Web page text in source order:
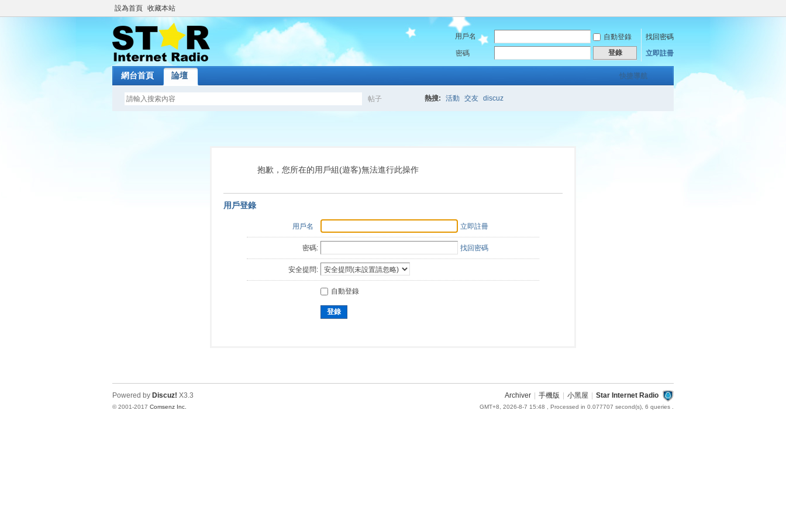
設為首頁 收藏本站
用戶名 自動登錄
找回密碼
密碼
登錄 立即註冊
快捷導航
網台首頁 論壇
帖子
索
熱搜: 活動 交友 discuz
抱歉，您所在的用戶組(遊客)無法進行此操作
用戶登錄
用戶名 立即註冊
密碼: 找回密碼
安全提問:
自動登錄
登錄
Archiver 手機版 小黑屋 Star Internet Radio
GMT+8, 2026-8-7 15:48 , Processed in 0.077707 second(s), 6 queries .
Powered by Discuz! X3.3
© 2001-2017 Comsenz Inc.